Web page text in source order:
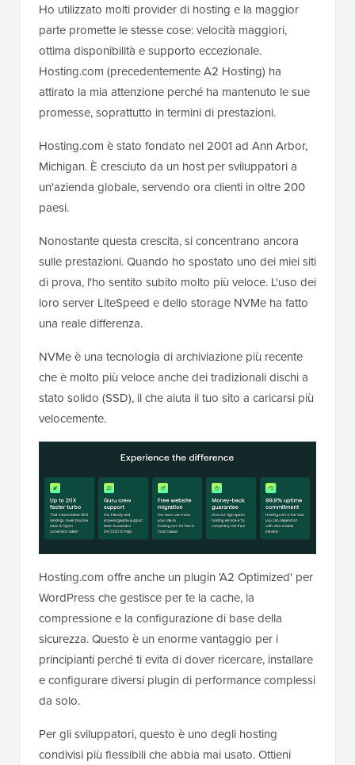
Ho utilizzato molti provider di hosting e la maggior
parte promette le stesse cose: velocità maggiori,
ottima disponibilità e supporto eccezionale.
Hosting.com (precedentemente A2 Hosting) ha
attirato la mia attenzione perché ha mantenuto le sue
promesse, soprattutto in termini di prestazioni.
Hosting.com è stato fondato nel 2001 ad Ann Arbor,
Michigan. È cresciuto da un host per sviluppatori a
un'azienda globale, servendo ora clienti in oltre 200
paesi.
Nonostante questa crescita, si concentrano ancora
sulle prestazioni. Quando ho spostato uno dei miei siti
di prova, l'ho sentito subito molto più veloce. L'uso dei
loro server LiteSpeed e dello storage NVMe ha fatto
una reale differenza.
NVMe è una tecnologia di archiviazione più recente
che è molto più veloce anche dei tradizionali dischi a
stato solido (SSD), il che aiuta il tuo sito a caricarsi più
velocemente.
Hosting.com offre anche un plugin 'A2 Optimized' per
WordPress che gestisce per te la cache, la
compressione e la configurazione di base della
sicurezza. Questo è un enorme vantaggio per i
principianti perché ti evita di dover ricercare, installare
e configurare diversi plugin di performance complessi
da solo.
Per gli sviluppatori, questo è uno degli hosting
condivisi più flessibili che abbia mai usato. Ottieni